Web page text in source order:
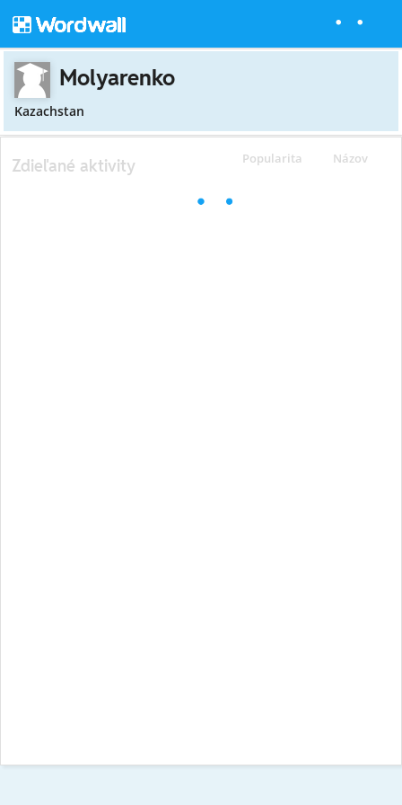
Molyarenko
Kazachstan
Popularita Názov
Zdieľané aktivity